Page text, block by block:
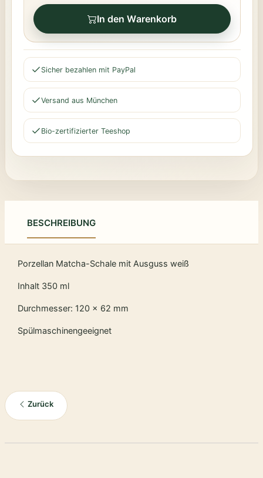
In den Warenkorb
Sicher bezahlen mit PayPal
Versand aus München
Bio-zertifizierter Teeshop
BESCHREIBUNG
Porzellan Matcha-Schale mit Ausguss weiß
Inhalt 350 ml
Durchmesser: 120 x 62 mm
Spülmaschinengeeignet
Zurück